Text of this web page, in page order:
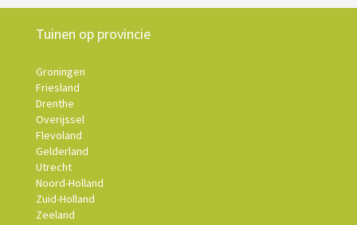
Tuinen op provincie
Groningen
Friesland
Drenthe
Overijssel
Flevoland
Gelderland
Utrecht
Noord-Holland
Zuid-Holland
Zeeland